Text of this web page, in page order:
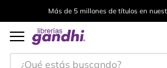
Más de 5 millones de títulos en
¿Qué estás buscando?